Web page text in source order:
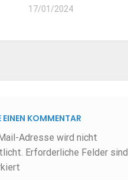
17/01/2024
EINEN KOMMENTAR
Adresse wird nicht
Erforderliche Felder sind